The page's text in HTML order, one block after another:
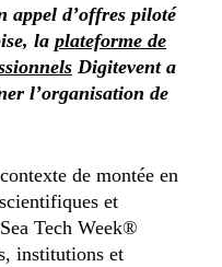
appel d’offres piloté
la plateforme de
Digitevent a
l’organisation de
de montée en
et
Tech Week®
institutions et